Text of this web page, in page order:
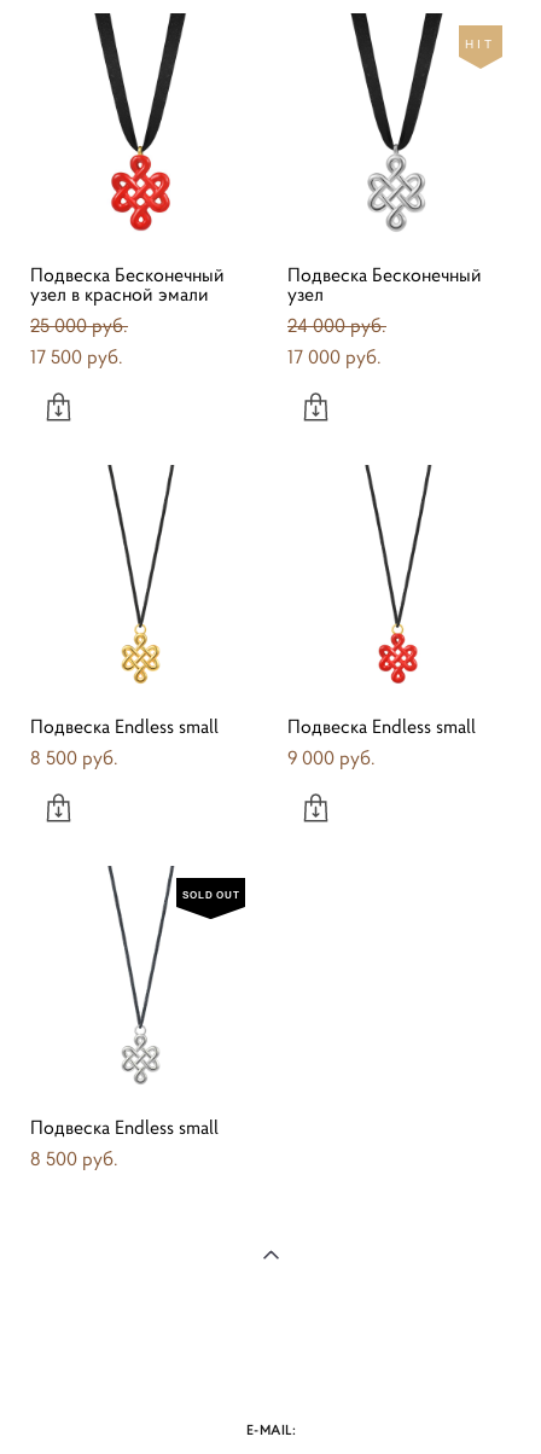
Подвеска Бесконечный
узел в красной эмали
25 000 pуб.
17 500 pуб.
HIT
Подвеска Бесконечный
узел
24 000 pуб.
17 000 pуб.
Подвеска Endless small
8 500 pуб.
Подвеска Endless small
9 000 pуб.
SOLD OUT
Подвеска Endless small
8 500 pуб.
E-MAIL: